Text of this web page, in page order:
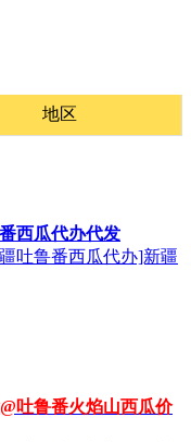
地区
西瓜代办代发
吐鲁番西瓜代办]新疆
吐鲁番火焰山西瓜价